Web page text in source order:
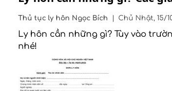
Thủ tục ly hôn Ngọc Bích Chủ Nhật, 15/
Ly hôn cần những gì? Tùy vào
nhé!